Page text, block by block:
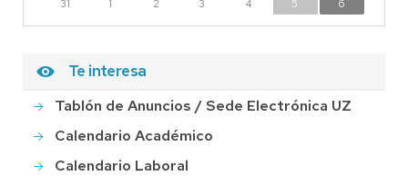
31
1 2 3 4 5 6
Te interesa
Tablón de Anuncios / Sede Electrónica UZ
Calendario Académico
Calendario Laboral